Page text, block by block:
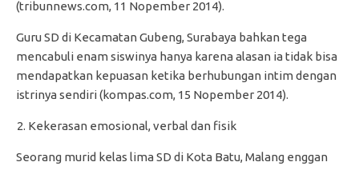
(tribunnews.com, 11 Nopember 2014).
Guru SD di Kecamatan Gubeng, Surabaya bahkan tega
mencabuli enam siswinya hanya karena alasan ia tidak bisa
mendapatkan kepuasan ketika berhubungan intim dengan
istrinya sendiri (kompas.com, 15 Nopember 2014).
Kekerasan emosional, verbal dan fisik
Seorang murid kelas lima SD di Kota Batu, Malang enggan